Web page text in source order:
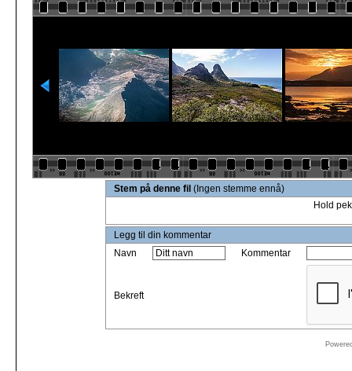
Stem på denne fil (Ingen stemme ennå)
Hold
Legg til din kommentar
Navn
Kommentar
Bekreft